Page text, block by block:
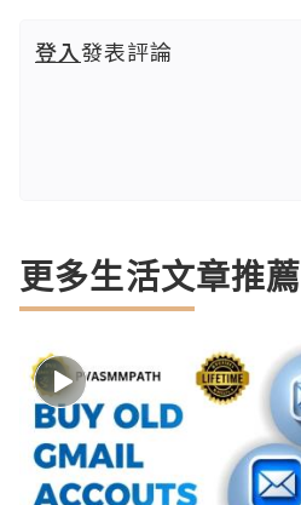
登入發表評論
更多生活文章推薦